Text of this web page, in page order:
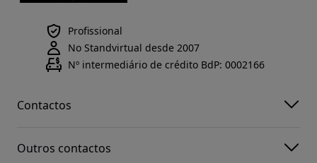
Profissional
No Standvirtual desde 2007
Nº intermediário de crédito BdP: 0002166
Contactos
Outros contactos